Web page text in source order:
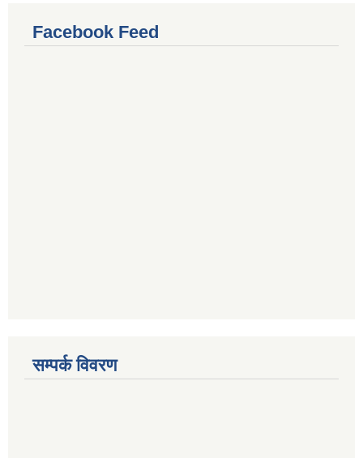
Facebook Feed
सम्पर्क विवरण